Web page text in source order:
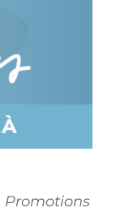
Promotions